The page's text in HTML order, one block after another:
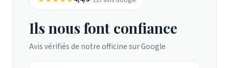
Ils nous font confiance
Avis vérifiés de notre officine sur Google